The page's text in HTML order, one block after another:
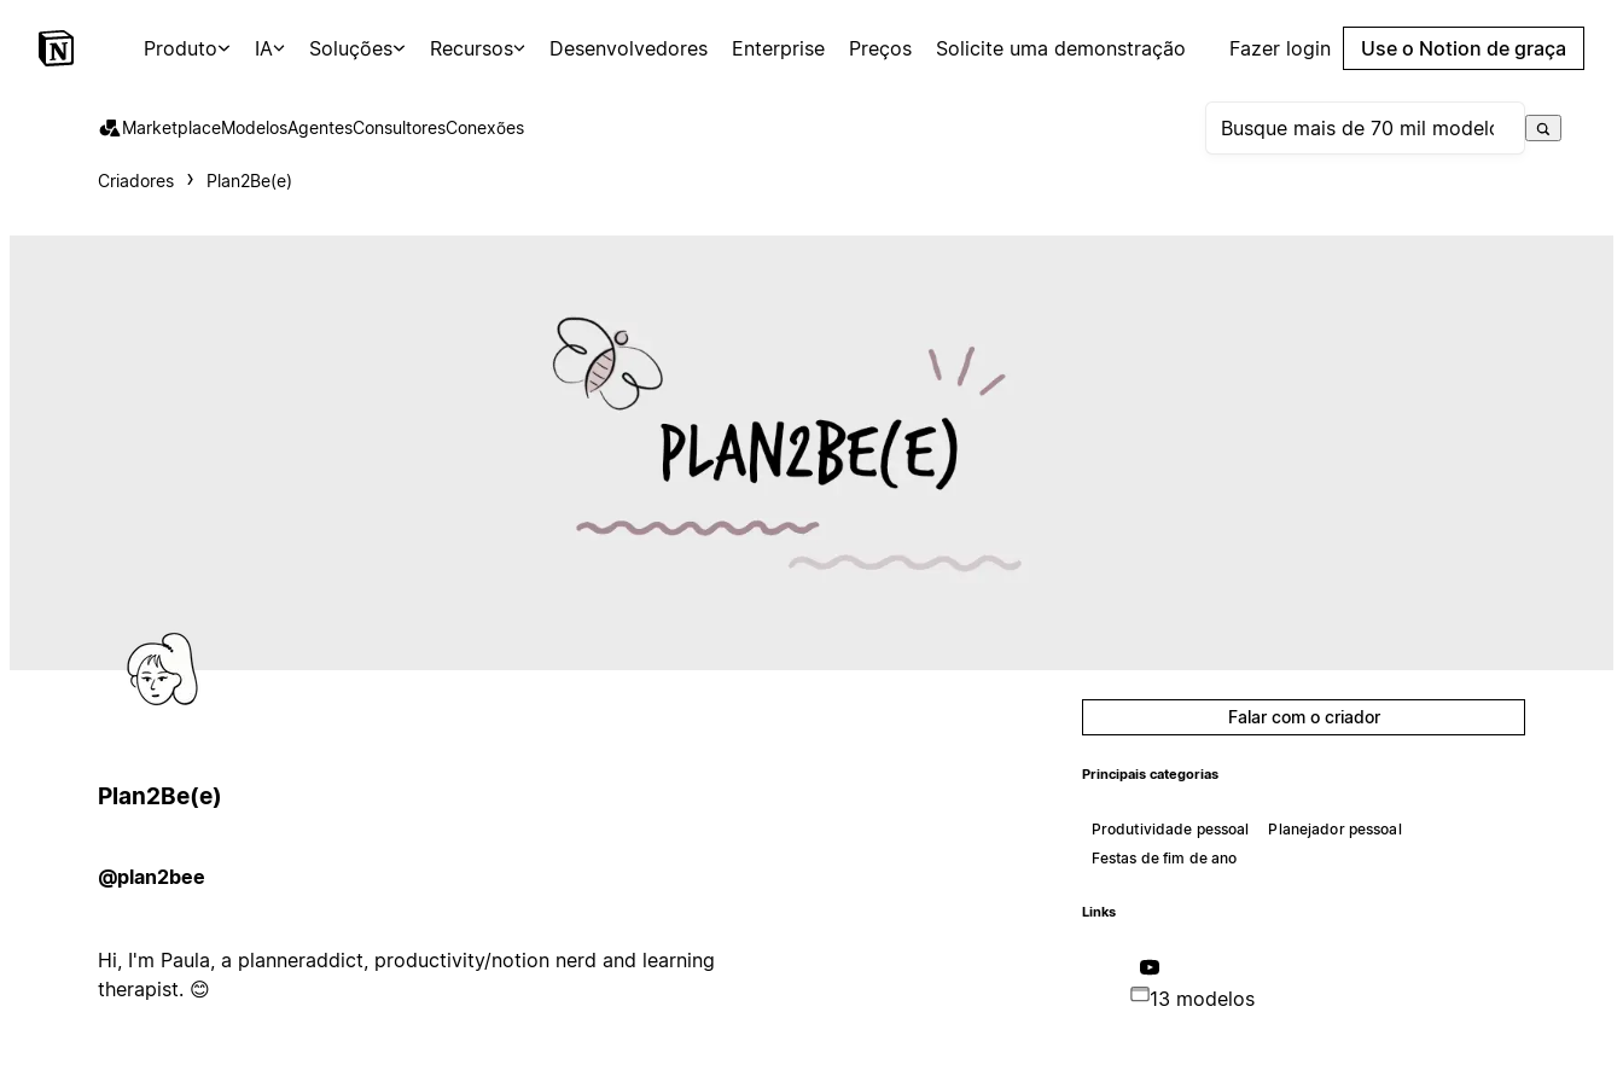
Produto IA Soluções Recursos Desenvolvedores Enterprise Preços Solicite uma demonstração Fazer login Use o Notion de graça
MarketplaceModelosAgentesConsultoresConexões
Criadores Plan2Be(e)
Plan2Be(e)
@plan2bee
Hi, I'm Paula, a planneraddict, productivity/notion nerd and learning
therapist. 😊
Falar com o criador
Principais categorias
Produtividade pessoal
Planejador pessoal
Festas de fim de ano
Links
13 modelos